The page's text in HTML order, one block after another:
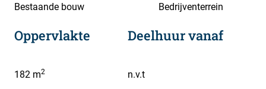
Bestaande bouw Bedrijventerrein
Oppervlakte
182 m2
Deelhuur vanaf
n.v.t